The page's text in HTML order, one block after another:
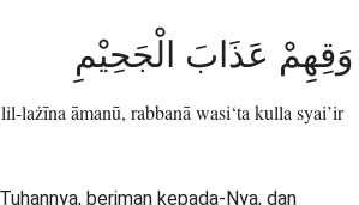
وَقِهِمْ عَذَابَ الْجَحِيْمِ
lażīna āmanū, rabbanā wasi‘ta kulla syai’ir
beriman kepada-Nya, dan